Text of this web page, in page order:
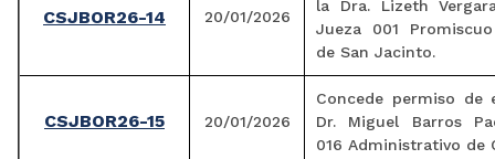
CSJBOR26-14 20/01/2026
la Dra. Lizeth
Jueza 001
de San Jacinto.
CSJBOR26-15 20/01/2026
Concede permiso de
Dr. Miguel Barros
016 Administrativo de